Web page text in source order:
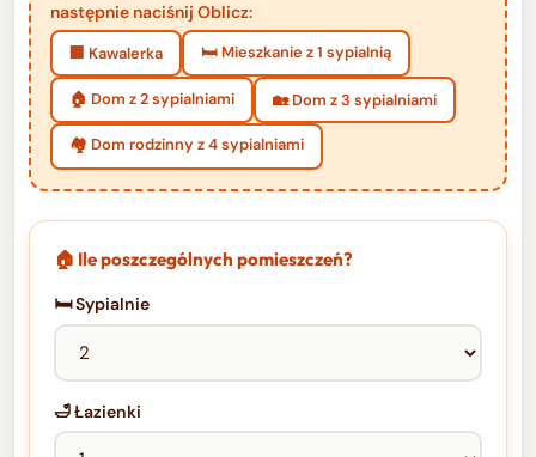
następnie naciśnij Oblicz:
🏢 Kawalerka 🛏️ Mieszkanie z 1 sypialnią
🏠 Dom z 2 sypialniami 🏡 Dom z 3 sypialniami
🏘️ Dom rodzinny z 4 sypialniami
🏠 Ile poszczególnych pomieszczeń?
🛏️ Sypialnie
🛁 Łazienki